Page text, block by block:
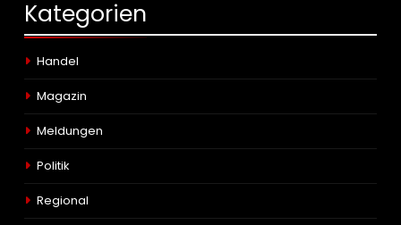
Kategorien
Handel
Magazin
Meldungen
Politik
Regional